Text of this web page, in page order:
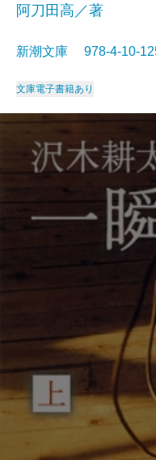
阿刀田高／著
新潮文庫 978-4-10-
文庫電子書籍あり